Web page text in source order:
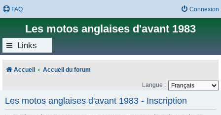
FAQ Connexion
Les motos anglaises d'avant 1983
Links
Accueil Accueil du forum
Langue :
Les motos anglaises d'avant 1983 - Inscription